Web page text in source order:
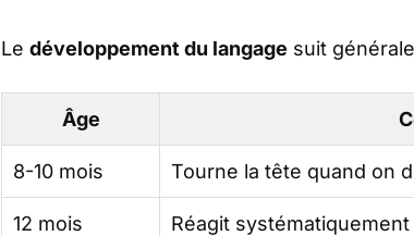
Le développement du langage suit
Âge
8-10 mois Tourne la tête quand on
12 mois Réagit